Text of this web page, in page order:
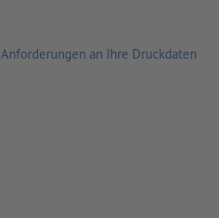
Anforderungen an Ihre Druckdaten